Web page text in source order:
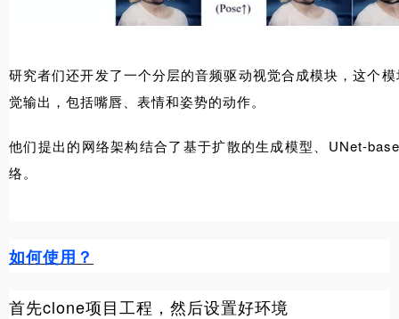
研究者们还开发了一个分层的音频驱动视觉合成模块，这个
觉输出，包括嘴唇、表情和姿势的动作。
他们提出的网络架构结合了基于扩散的生成模型、UNet-
络。
如何使用？
首先clone项目工程，然后设置好环境